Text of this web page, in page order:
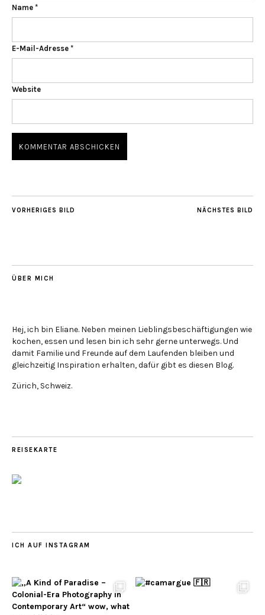
Name *
E-Mail-Adresse *
Website
NÄCHSTES BILD
VORHERIGES BILD
ÜBER MICH
Hej, ich bin Eliane. Neben meinen Lieblingsbeschäftigungen wie
kochen, essen und lesen bin ich sehr gerne unterwegs. Und
damit Familie und Freunde auf dem Laufenden bleiben und
gleichzeitig Inspiration erhalten, dafür gibt es diesen Blog.
Zürich, Schweiz.
REISEKARTE
ICH AUF INSTAGRAM